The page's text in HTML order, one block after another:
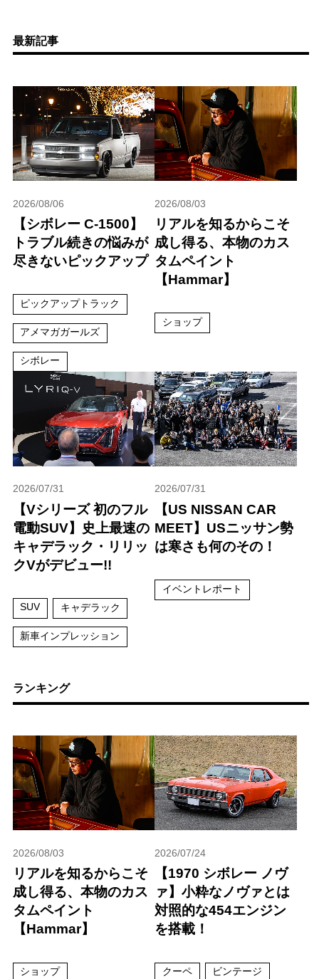
最新記事
2026/08/06
【シボレー C-1500】
トラブル続きの悩みが
尽きないピックアップ
ピックアップトラック
アメマガガールズ
シボレー
2026/08/03
リアルを知るからこそ
成し得る、本物のカス
タムペイント
【Hammar】
ショップ
2026/07/31
【Vシリーズ 初のフル
電動SUV】史上最速の
キャデラック・リリッ
クVがデビュー!!
SUV キャデラック
新車インプレッション
2026/07/31
【US NISSAN CAR
MEET】USニッサン勢
は寒さも何のその！
イベントレポート
ランキング
2026/08/03
リアルを知るからこそ
成し得る、本物のカス
タムペイント
【Hammar】
ショップ
2026/07/24
【1970 シボレー ノヴ
ァ】小粋なノヴァとは
対照的な454エンジン
を搭載！
クーペ ビンテージ